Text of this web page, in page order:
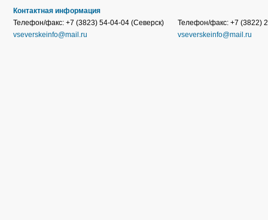
Контактная информация
Телефон/факс: +7 (3823) 54-04-04 (Северск)
vseverskeinfo@mail.ru
Телефон/факс: +7 (3822)
vseverskeinfo@mail.ru